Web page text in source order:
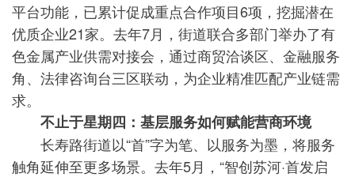
平台功能，已累计促成重点合作项目6项，挖掘潜在
优质企业21家。去年7月，街道联合多部门举办了有
色金属产业供需对接会，通过商贸洽谈区、金融服务
角、法律咨询台三区联动，为企业精准匹配产业链需
求。
不止于星期四：基层服务如何赋能营商环境
长寿路街道以“首”字为笔、以服务为墨，将服务
触角延伸至更多场景。去年5月，“智创苏河·首发启